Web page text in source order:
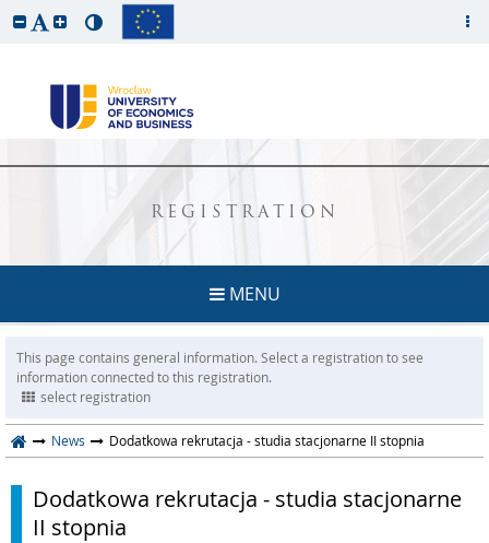
REGISTRATION
MENU
This page contains general information. Select a registration to see
information connected to this registration.
select registration
News Dodatkowa rekrutacja - studia stacjonarne II stopnia
Dodatkowa rekrutacja - studia stacjonarne
II stopnia